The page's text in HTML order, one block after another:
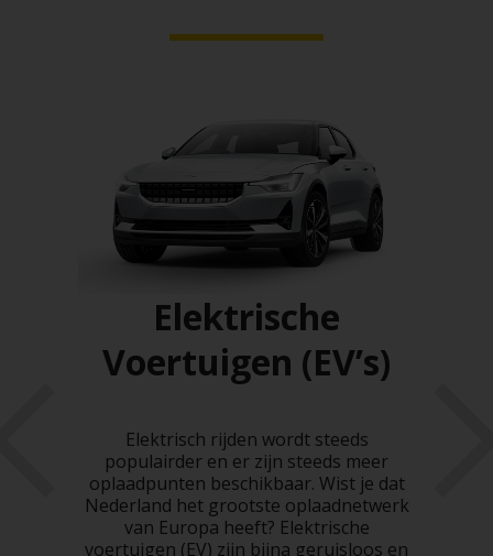
Elektrische
Voertuigen (EV’s)
Elektrisch rijden wordt steeds
populairder en er zijn steeds meer
oplaadpunten beschikbaar. Wist je dat
Nederland het grootste oplaadnetwerk
van Europa heeft? Elektrische
voertuigen (EV) zijn bijna geruisloos en